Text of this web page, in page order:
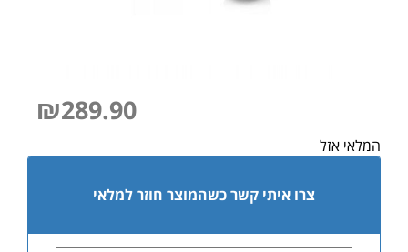
₪289.90
המלאי אזל
צרו איתי קשר כשהמוצר חוזר למלאי